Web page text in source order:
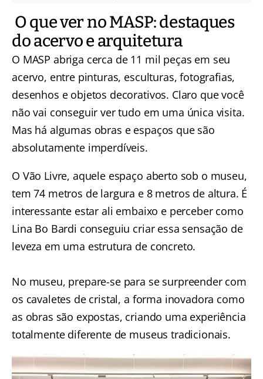
O que ver no MASP: destaques
do acervo e arquitetura
O MASP abriga cerca de 11 mil peças em seu
acervo, entre pinturas, esculturas, fotografias,
desenhos e objetos decorativos. Claro que você
não vai conseguir ver tudo em uma única visita.
Mas há algumas obras e espaços que são
absolutamente imperdíveis.
O Vão Livre, aquele espaço aberto sob o museu,
tem 74 metros de largura e 8 metros de altura. É
interessante estar ali embaixo e perceber como
Lina Bo Bardi conseguiu criar essa sensação de
leveza em uma estrutura de concreto.
No museu, prepare-se para se surpreender com
os cavaletes de cristal, a forma inovadora como
as obras são expostas, criando uma experiência
totalmente diferente de museus tradicionais.